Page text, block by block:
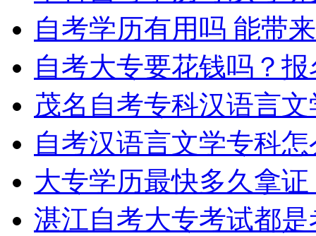
自考学历有用吗 能带
自考大专要花钱吗？
茂名自考专科汉语言
自考汉语言文学专科
大专学历最快多久拿证
湛江自考大专考试都